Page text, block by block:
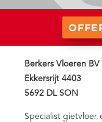
Berkers Vloeren BV
Ekkersrijt 4403
5692 DL SON
Specialist gietvloer